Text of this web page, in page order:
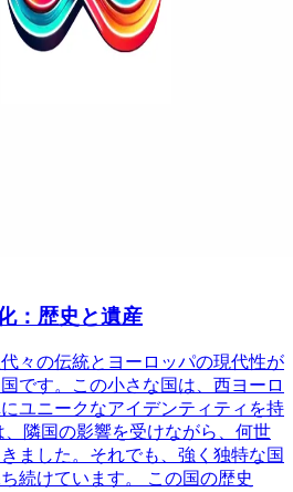
：歴史と遺産
々の伝統とヨーロッパの現代性が
です。この小さな国は、西ヨーロ
ユニークなアイデンティティを持
隣国の影響を受けながら、何世
ました。それでも、強く独特な国
続けています。 この国の歴史